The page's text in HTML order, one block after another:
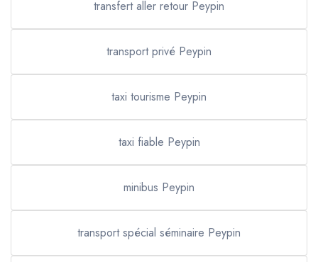
transfert aller retour Peypin
transport privé Peypin
taxi tourisme Peypin
taxi fiable Peypin
minibus Peypin
transport spécial séminaire Peypin